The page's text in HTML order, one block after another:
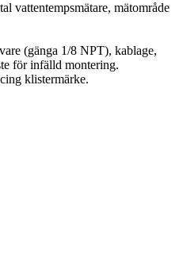
vattentempsmätare, mätområde
(gänga 1/8 NPT), kablage,
för infälld montering.
klistermärke.